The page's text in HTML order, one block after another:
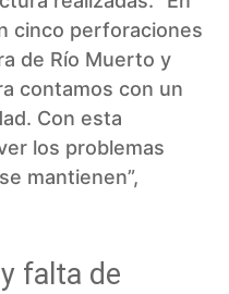
cinco perforaciones
de Río Muerto y
contamos con un
Con esta
los problemas
mantienen”,
falta de